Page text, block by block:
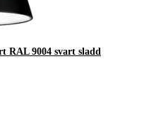
RAL 9004 svart sladd